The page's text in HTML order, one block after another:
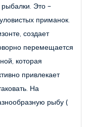
рыбалки. Это -
приманок.
создает
перемещается
которая
привлекает
На
рыбу (